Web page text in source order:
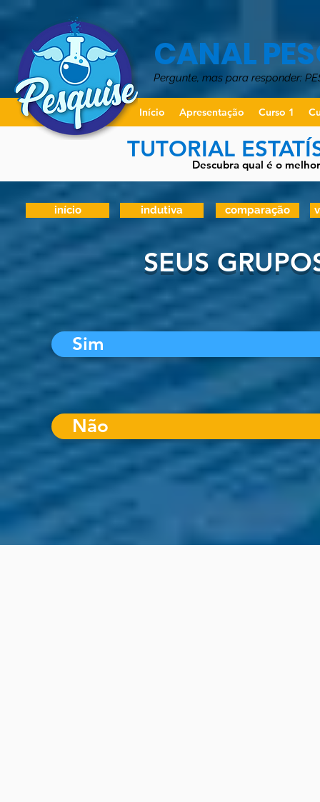
CANAL
Pergunte, mas para responder:
Início Apresentação Curso 1
TUTORIAL
Descubra qual é o
início indutiva comparação
SEUS
Não
Sim